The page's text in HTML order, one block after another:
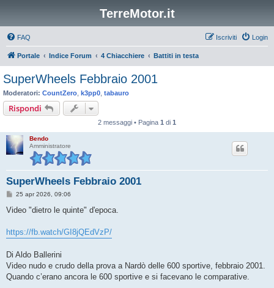
TerreMotor.it
FAQ Login
Iscriviti
Portale Indice Forum 4 Chiacchiere Battiti in testa
SuperWheels Febbraio 2001
Moderatori: CountZero k3pp0 tabauro
Rispondi
2 messaggi • Pagina 1 di 1
Bendo
Amministratore
SuperWheels Febbraio 2001
M
s
g
g
o
25 apr 2026, 09:06
Video "dietro le quinte" d'epoca.
https://fb.watch/GI8jQEdVzP/
Di Aldo Ballerini
Video nudo e crudo della prova a Nardò delle 600 sportive, febbraio 2001.
Quando c’erano ancora le 600 sportive e si facevano le comparative.